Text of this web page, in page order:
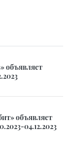
объявляет
объявляет
04.12.2023